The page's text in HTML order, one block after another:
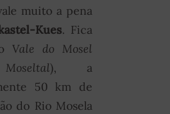
muito a pena
Kues. Fica
Vale do Mosel
Moseltal), a
50 km de
do Rio Mosela